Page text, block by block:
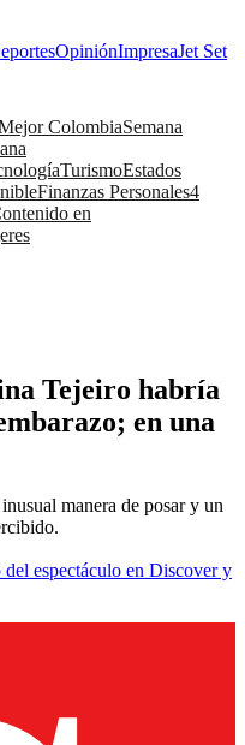
OpiniónImpresaJet Set
ColombiaSemana
TurismoEstados
Finanzas Personales4
en
Tejeiro habría
en una
manera de posar y un
espectáculo en Discover y